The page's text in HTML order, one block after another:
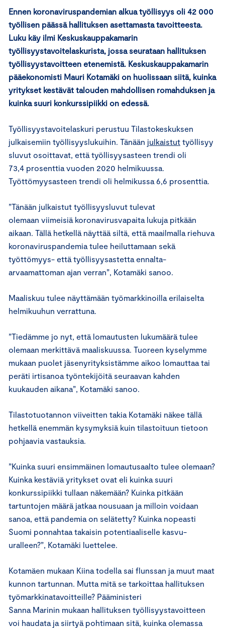
Ennen koronaviruspandemian alkua työllisyys oli 42 000
työllisen päässä hallituksen asettamasta tavoitteesta.
Luku käy ilmi Keskuskauppakamarin
työllisyystavoitelaskurista, jossa seurataan hallituksen
työllisyystavoitteen etenemistä. Keskuskauppakamarin
pääekonomisti Mauri Kotamäki on huolissaan siitä, kuinka
yritykset kestävät talouden mahdollisen romahduksen ja
kuinka suuri konkurssipiikki on edessä.
Työllisyystavoitelaskuri perustuu Tilastokeskuksen
julkaisemiin työllisyyslukuihin. Tänään julkaistut työllisyy
sluvut osoittavat, että työllisyysasteen trendi oli
73,4 prosenttia vuoden 2020 helmikuussa.
Työttömyysasteen trendi oli helmikussa 6,6 prosenttia.
”Tänään julkaistut työllisyysluvut tulevat
olemaan viimeisiä koronavirusvapaita lukuja pitkään
aikaan. Tällä hetkellä näyttää siltä, että maailmalla riehuva
koronaviruspandemia tulee heiluttamaan sekä
työttömyys- että työllisyysastetta ennalta-
arvaamattoman ajan verran”, Kotamäki sanoo.
Maaliskuu tulee näyttämään työmarkkinoilla erilaiselta
helmikuuhun verrattuna.
”Tiedämme jo nyt, että lomautusten lukumäärä tulee
olemaan merkittävä maaliskuussa. Tuoreen kyselymme
mukaan puolet jäsenyrityksistämme aikoo lomauttaa tai
peräti irtisanoa työntekijöitä seuraavan kahden
kuukauden aikana”, Kotamäki sanoo.
Tilastotuotannon viiveitten takia Kotamäki näkee tällä
hetkellä enemmän kysymyksiä kuin tilastoituun tietoon
pohjaavia vastauksia.
”Kuinka suuri ensimmäinen lomautusaalto tulee olemaan?
Kuinka kestäviä yritykset ovat eli kuinka suuri
konkurssipiikki tullaan näkemään? Kuinka pitkään
tartuntojen määrä jatkaa nousuaan ja milloin voidaan
sanoa, että pandemia on selätetty? Kuinka nopeasti
Suomi ponnahtaa takaisin potentiaaliselle kasvu-
uralleen?”, Kotamäki luettelee.
Kotamäen mukaan Kiina todella sai flunssan ja muut maat
kunnon tartunnan. Mutta mitä se tarkoittaa hallituksen
työmarkkinatavoitteille? Pääministeri
Sanna Marinin mukaan hallituksen työllisyystavoitteen
voi haudata ja siirtyä pohtimaan sitä, kuinka olemassa